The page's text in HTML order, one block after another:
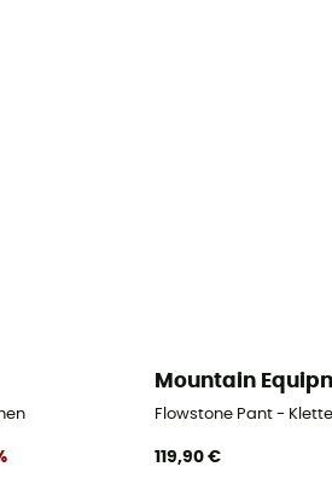
Mountain
Flowstone Pant -
119,90 €